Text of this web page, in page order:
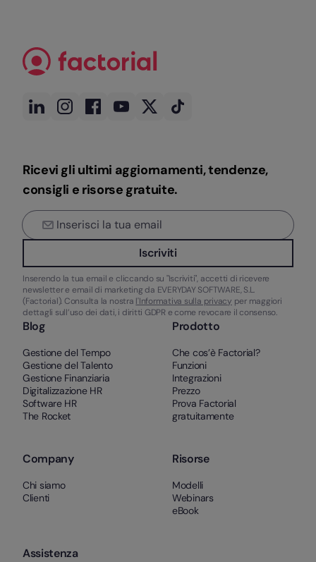
Ricevi gli ultimi aggiornamenti, tendenze,
consigli e risorse gratuite.
Iscriviti
Inserendo la tua email e cliccando su "Iscriviti", accetti di ricevere
newsletter e email di marketing da EVERYDAY SOFTWARE, S.L.
(Factorial). Consulta la nostra l'Informativa sulla privacy per maggiori
dettagli sull’uso dei dati, i diritti GDPR e come revocare il consenso.
Blog
Gestione del Tempo
Gestione del Talento
Gestione Finanziaria
Digitalizzazione HR
Software HR
The Rocket
Prodotto
Che cos’è Factorial?
Funzioni
Integrazioni
Prezzo
Prova Factorial
gratuitamente
Company
Chi siamo
Clienti
Risorse
Modelli
Webinars
eBook
Assistenza